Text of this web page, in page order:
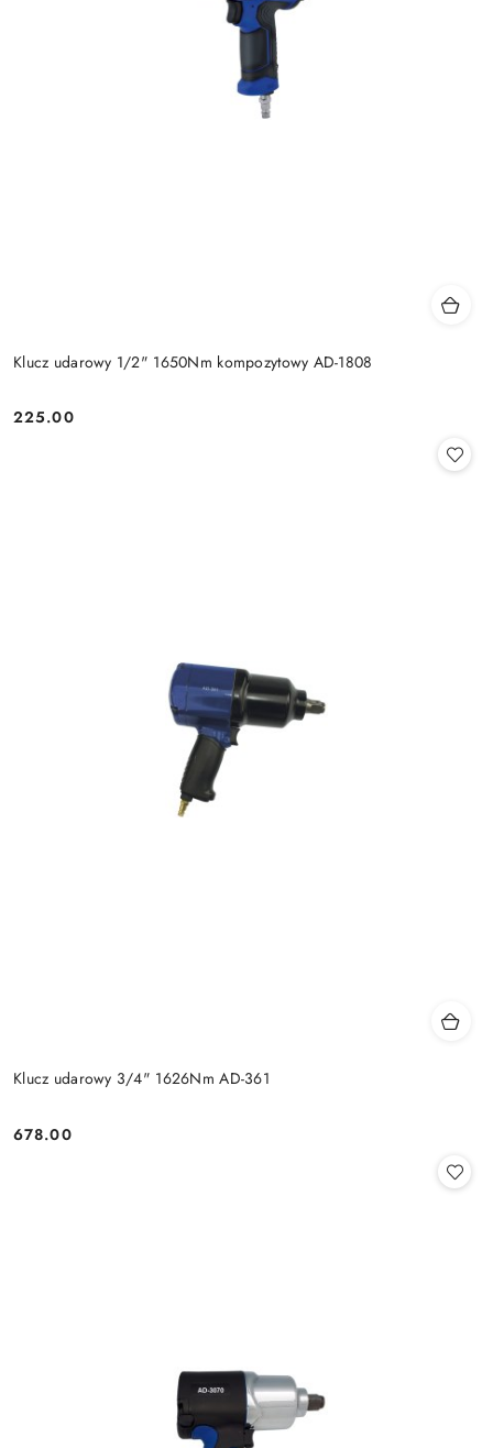
Klucz udarowy 1/2" 1650Nm kompozytowy AD-1808
Cena:
225.00
Klucz udarowy 3/4" 1626Nm AD-361
Cena:
678.00